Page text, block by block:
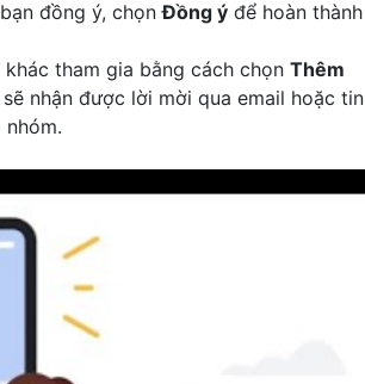
đồng ý, chọnĐồng ý để hoàn thành
tham gia bằng cách chọn Thêm
nhận được lời mời qua email hoặc tin